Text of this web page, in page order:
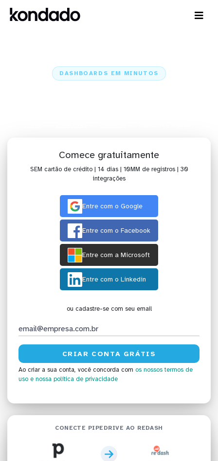
DASHBOARDS EM MINUTOS
Comece gratuitamente
SEM cartão de crédito | 14 dias | 10MM de registros | 30
integrações
Entre com o Google
Entre com o Facebook
Entre com a Microsoft
Entre com o Linkedin
ou cadastre-se com seu email
Ao criar a sua conta, você concorda com os nossos termos de
uso e nossa política de privacidade
CONECTE PIPEDRIVE AO REDASH